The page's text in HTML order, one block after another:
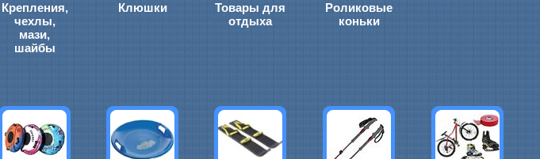
Крепления,
чехлы,
мази,
шайбы
Клюшки
Товары для
отдыха
Роликовые
коньки